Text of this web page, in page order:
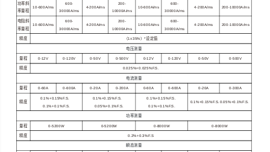
功率斜
率量程
10-600A/ms
600-
30000A/ms
4-200A/ms
200-
10000A/ms
10-600A/ms
600-
30000A/ms
4-200A/ms 200-10000A/ms
电阻斜
率量程
10-600A/ms
600-
30000A/ms
4-200A/ms
200-
10000A/ms
10-600A/ms
600-
30000A/ms
4-200A/ms 200-10000A/ms
精度 （1±35%）*设定值
电压测量
量程 0-12V 0-120V 0-50V 0-500V 0-12V 0-120V 0-50V 0-500V
精度 0.025%+0.025%F.S.
电流测量
量程 0-60A 0-600A 0-20A 0-200A 0-60A 0-600A 0-20A 0-300A
精度
0.1%+0.15%F.S.
0.1%+0.1%F.S.
0.1%+0.15%F.S.
0.05%+0.1%F.S.
0.1%+0.15%F.S.
0.1%+0.1%F.S.
0.1%+0.15%F.S. 0.05%+0.1%F.S.
功率测量
量程 0-5200W 0-5200W 0-8000W 0-8000W
精度 0.2%+0.3%F.S
瞬态测量